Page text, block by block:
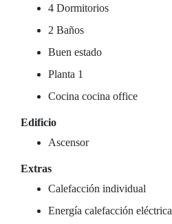
4 Dormitorios
2 Baños
Buen estado
Planta 1
Cocina cocina office
Edificio
Ascensor
Extras
Calefacción individual
Energía calefacción eléctrica